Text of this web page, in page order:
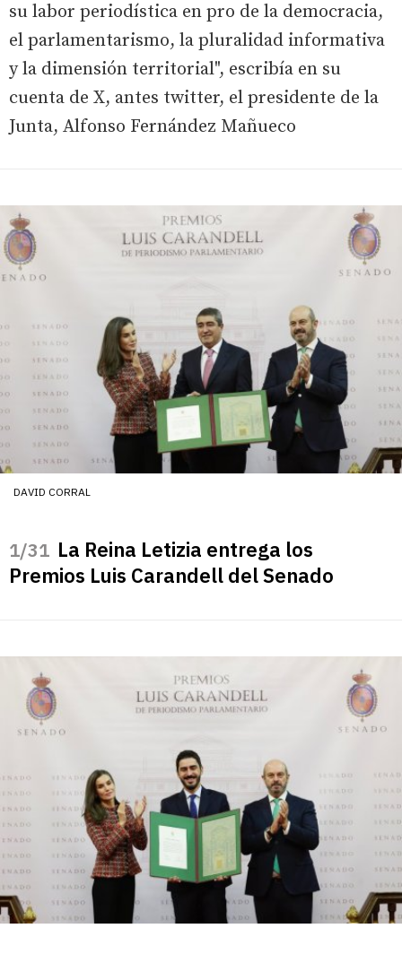
su labor periodística en pro de la democracia,
el parlamentarismo, la pluralidad informativa
y la dimensión territorial", escribía en su
cuenta de X, antes twitter, el presidente de la
Junta, Alfonso Fernández Mañueco
DAVID CORRAL
/31 La Reina Letizia entrega los
Premios Luis Carandell del Senado